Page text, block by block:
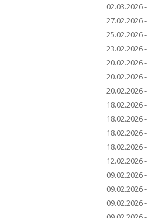
02.03.2026-
27.02.2026-
25.02.2026-
23.02.2026-
20.02.2026-
20.02.2026-
20.02.2026-
18.02.2026-
18.02.2026-
18.02.2026-
18.02.2026-
12.02.2026-
09.02.2026-
09.02.2026-
09.02.2026-